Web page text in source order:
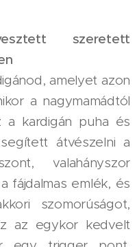
szeretett
amelyet azon
a nagymamádtól
a kardigán puha és
átvészelni a
valahányszor
fájdalmas emlék, és
szomorúságot,
az egykor kedvelt